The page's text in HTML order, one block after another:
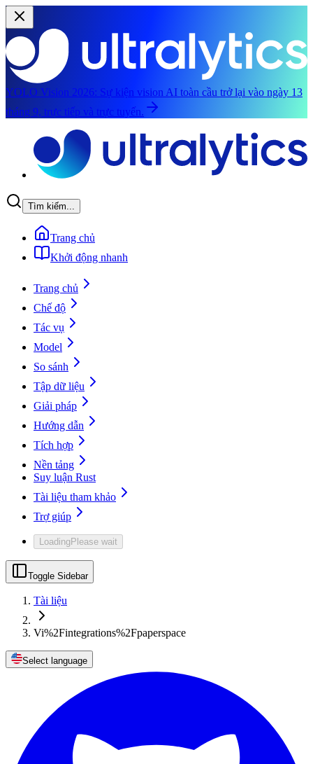
YOLO Vision 2026: Sự kiện vision AI toàn cầu trở lại vào ngày 13
tháng 9, trực tiếp và trực tuyến.
Tìm kiếm...
Trang chủ
Khởi động nhanh
Trang chủ
Chế độ
Tác vụ
Model
So sánh
Tập dữ liệu
Giải pháp
Hướng dẫn
Tích hợp
Nền tảng
Suy luận Rust
Tài liệu tham khảo
Trợ giúp
LoadingPlease wait
Toggle Sidebar
Tài liệu
Vi%2Fintegrations%2Fpaperspace
Select language